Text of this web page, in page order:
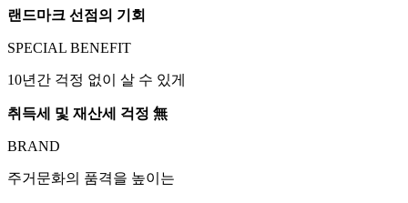
랜드마크 선점의 기회
SPECIAL BENEFIT
10년간 걱정 없이 살 수 있게
취득세 및 재산세 걱정 無
BRAND
주거문화의 품격을 높이는